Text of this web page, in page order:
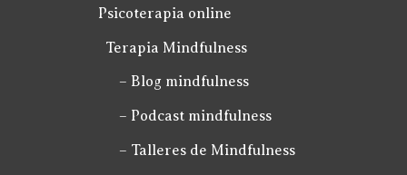
Psicoterapia online
Terapia Mindfulness
– Blog mindfulness
– Podcast mindfulness
– Talleres de Mindfulness